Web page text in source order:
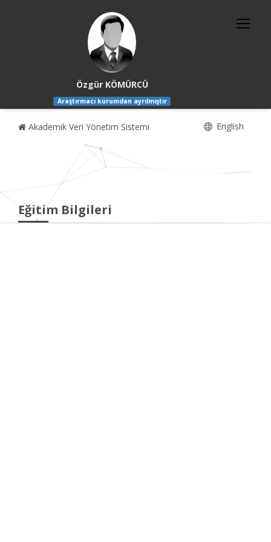
Özgür KÖMÜRCÜ
Araştırmacı kurumdan ayrılmıştır
Akademik Veri Yönetim Sistemi English
Eğitim Bilgileri